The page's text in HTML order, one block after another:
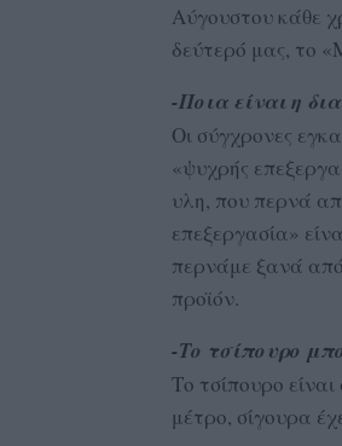
Αύγουστου κάθε
δεύτερό μας, το
-Ποια είναι η
Οι σύγχρονες
«ψυχρής
υλη, που περνά
επεξεργασία»
περνάμε ξανά από
προϊόν.
-Το τσίπουρο
Το τσίπουρο
μέτρο, σίγουρα